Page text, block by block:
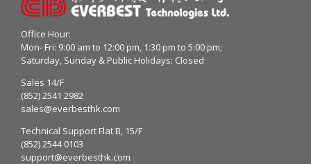
Office Hour:
Mon- Fri: 9:00 am to 12:00 pm, 1:30 pm to 5:00 pm;
Saturday, Sunday & Public Holidays: Closed
Sales 14/F
(852) 2541 2982
sales@everbesthk.com
Technical Support Flat B, 15/F
(852) 2544 0103
support@everbesthk.com